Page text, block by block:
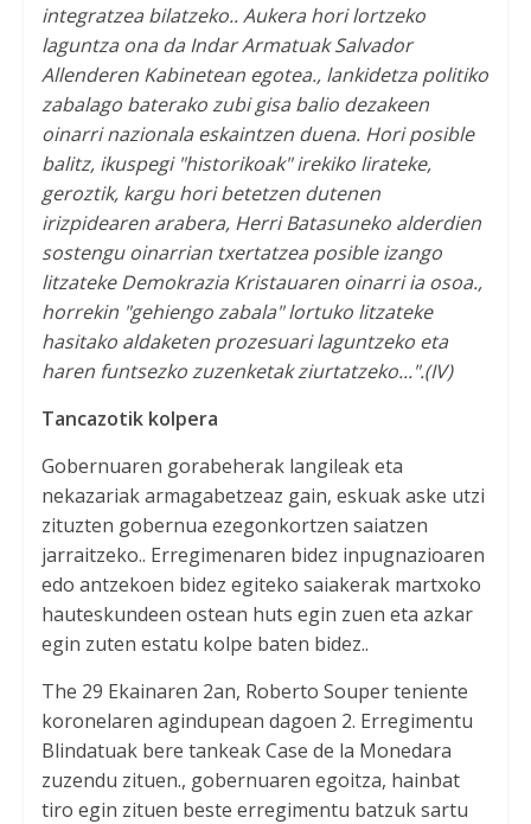
integratzea bilatzeko.. Aukera hori lortzeko
laguntza ona da Indar Armatuak Salvador
Allenderen Kabinetean egotea., lankidetza politiko
zabalago baterako zubi gisa balio dezakeen
oinarri nazionala eskaintzen duena. Hori posible
balitz, ikuspegi "historikoak" irekiko lirateke,
geroztik, kargu hori betetzen dutenen
irizpidearen arabera, Herri Batasuneko alderdien
sostengu oinarrian txertatzea posible izango
litzateke Demokrazia Kristauaren oinarri ia osoa.,
horrekin "gehiengo zabala" lortuko litzateke
hasitako aldaketen prozesuari laguntzeko eta
haren funtsezko zuzenketak ziurtatzeko...".(IV)
Tancazotik kolpera
Gobernuaren gorabeherak langileak eta
nekazariak armagabetzeaz gain, eskuak aske utzi
zituzten gobernua ezegonkortzen saiatzen
jarraitzeko.. Erregimenaren bidez inpugnazioaren
edo antzekoen bidez egiteko saiakerak martxoko
hauteskundeen ostean huts egin zuen eta azkar
egin zuten estatu kolpe baten bidez..
The 29 Ekainaren 2an, Roberto Souper teniente
koronelaren agindupean dagoen 2. Erregimentu
Blindatuak bere tankeak Case de la Monedara
zuzendu zituen., gobernuaren egoitza, hainbat
tiro egin zituen beste erregimentu batzuk sartu